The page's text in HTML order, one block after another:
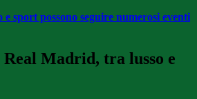
sport possono seguire numerosi eventi
Madrid, tra lusso e